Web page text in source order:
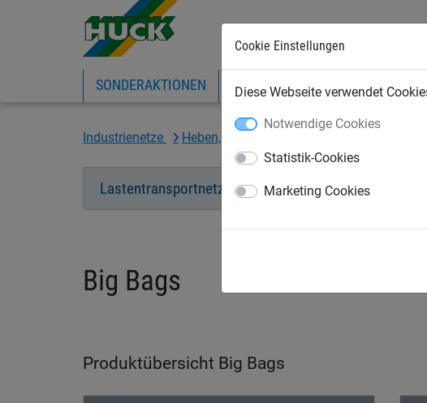
Cookie Einstellungen
Diese Webseite verwendet
Notwendige Cookies
Statistik-Cookies
Marketing Cookies
SONDERAKTIONEN EXPRESS-SHOP
Industrienetze Heben, Zurren, Verladen
Lastentransportnetze Big Bags Seile
Big Bags
Produktübersicht Big Bags